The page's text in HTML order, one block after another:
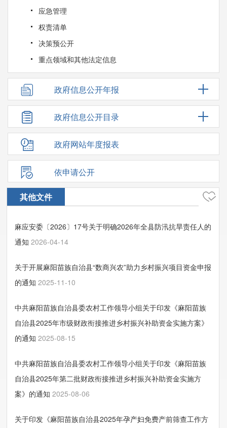
应急管理
权责清单
决策预公开
重点领域和其他法定信息
政府信息公开年报
政府信息公开目录
政府网站年度报表
依申请公开
其他文件
麻应安委〔2026〕17号关于明确2026年全县防汛抗旱责任人的
通知 2026-04-14
关于开展麻阳苗族自治县“数商兴农”助力乡村振兴项目资金申报
的通知 2025-11-10
中共麻阳苗族自治县委农村工作领导小组关于印发《麻阳苗族
自治县2025年市级财政衔接推进乡村振兴补助资金实施方案》
的通知 2025-08-15
中共麻阳苗族自治县委农村工作领导小组关于印发《麻阳苗族
自治县2025年第二批财政衔接推进乡村振兴补助资金实施方
案》的通知 2025-08-06
关于印发《麻阳苗族自治县2025年孕产妇免费产前筛查工作方